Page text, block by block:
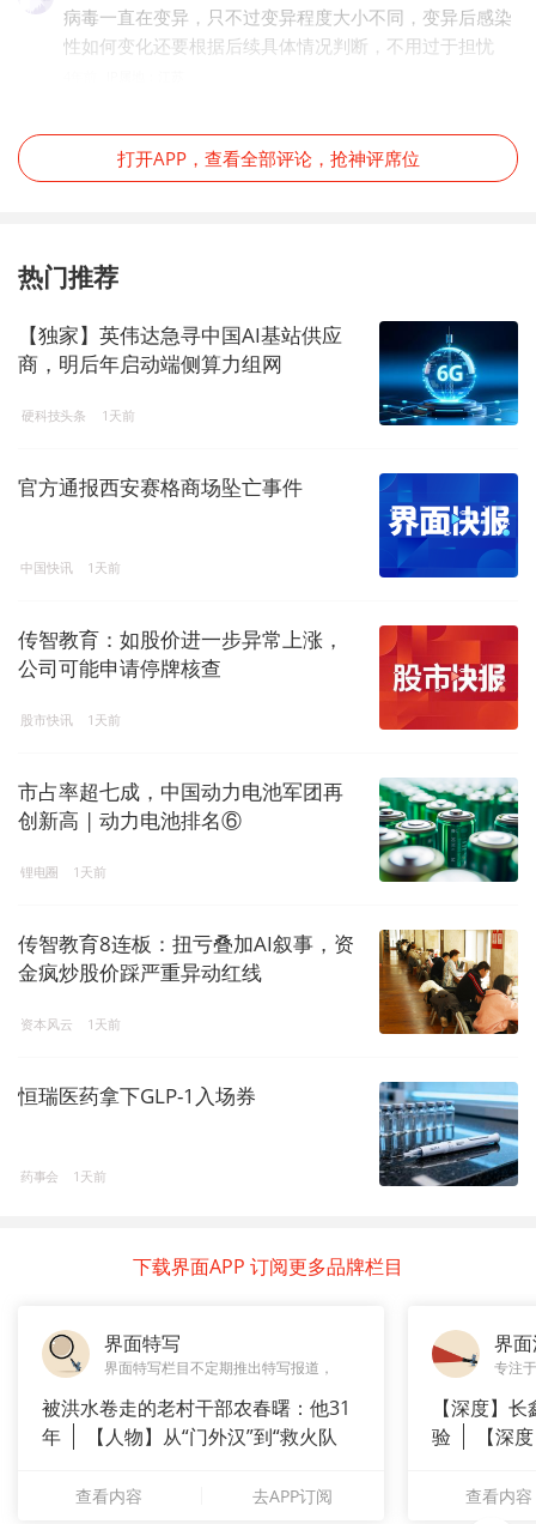
病毒一直在变异，只不过变异程度大小不同，变异后感染
性如何变化还要根据后续具体情况判断，不用过于担忧
打开APP，查看全部评论，抢神评席位
热门推荐
【独家】英伟达急寻中国AI基站供应
商，明后年启动端侧算力组网
硬科技头条 1天前
官方通报西安赛格商场坠亡事件
中国快讯 1天前
传智教育：如股价进一步异常上涨，
公司可能申请停牌核查
股市快讯 1天前
市占率超七成，中国动力电池军团再
创新高 | 动力电池排名⑥
锂电圈 1天前
传智教育8连板：扭亏叠加AI叙事，资
金疯炒股价踩严重异动红线
资本风云 1天前
恒瑞医药拿下GLP-1入场券
药事会 1天前
下载界面APP 订阅更多品牌栏目
界面特写
界面特写栏目不定期推出特写报道，
被洪水卷走的老村干部农春曙：他31
年
【人物】从“门外汉”到“救火队
查看内容 去APP订阅
界
专注
【深度】
验
【深
查看内容